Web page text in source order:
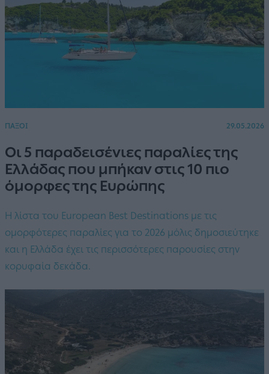
ΠΑΞΟΙ 29.05.2026
Οι 5 παραδεισένιες παραλίες της
Ελλάδας που μπήκαν στις 10 πιο
όμορφες της Ευρώπης
Η λίστα του European Best Destinations με τις
ομορφότερες παραλίες για το 2026 μόλις δημοσιεύτηκε
και η Ελλάδα έχει τις περισσότερες παρουσίες στην
κορυφαία δεκάδα.